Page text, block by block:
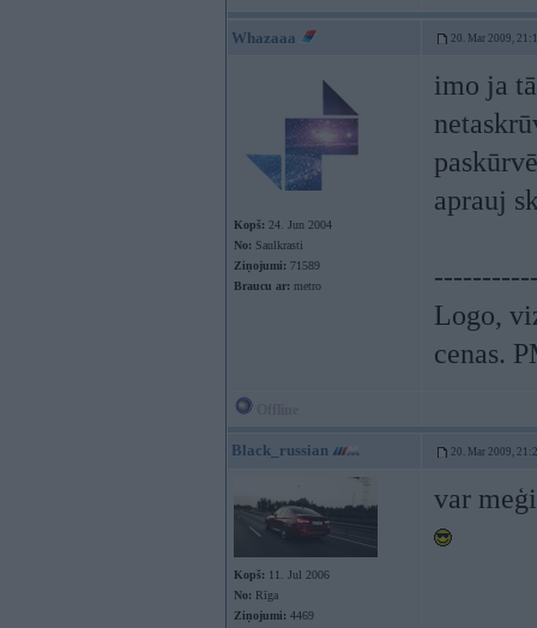
Whazaaa 20. Mar 2009,
Kopš: 24. Jun 2004
No: Saulkrasti
Ziņojumi: 71589
Braucu ar: metro
imo ja
aprauj
Logo,
cenas.
Black_russian 20. Mar 2009,
Kopš: 11. Jul 2006
No: Rīga
Ziņojumi: 4469
var